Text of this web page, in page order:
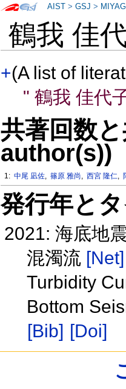
鶴我 佳
+(A list of
" 鶴我 佳代
共著回数
author(s))
1: 中尾 凪佐, 篠原 雅尚, 西宮 隆仁,
発行年と
2021: 海底地
混濁流 [Net]
Turbidity
Bottom
[Bib] [Doi]
AIST >GSJ >